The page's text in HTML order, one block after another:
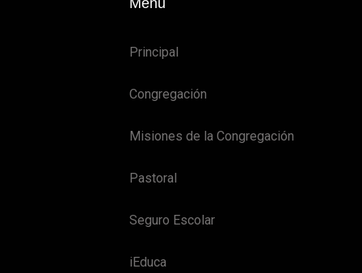
Principal
Congregación
Misiones de la Congregación
Pastoral
Seguro Escolar
iEduca